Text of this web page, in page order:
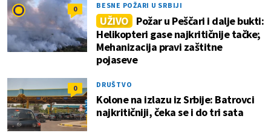
0 BESNE POŽARI U SRBIJI
UŽIVO Požar u Peščari i dalje bukti:
Helikopteri gase najkritičnije tačke;
Mehanizacija pravi zaštitne
pojaseve
0 DRUŠTVO
Kolone na izlazu iz Srbije: Batrovci
najkritičniji, čeka se i do tri sata